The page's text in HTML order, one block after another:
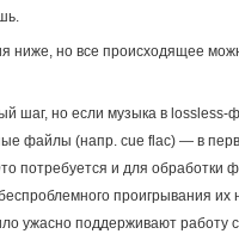
ниже, но все происходящее
шаг, но если музыка в lossless-
файлы (напр. cue flac) — в
потребуется и для обработки
проигрывания их
ужасно поддерживают работу